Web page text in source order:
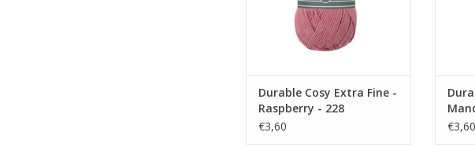
Durable Cosy Extra Fine -
Raspberry - 228
€3,60
€3,60